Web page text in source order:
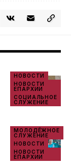
НОВОСТИ
НОВОСТИ
ЕПАРХИИ
СОЦИАЛЬНОЕ
СЛУЖЕНИЕ
МОЛОДЁЖНОЕ
СЛУЖЕНИЕ
НОВОСТИ
НОВОСТИ
ЕПАРХИИ